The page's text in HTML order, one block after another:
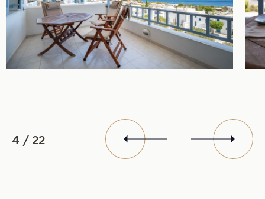
4 / 22